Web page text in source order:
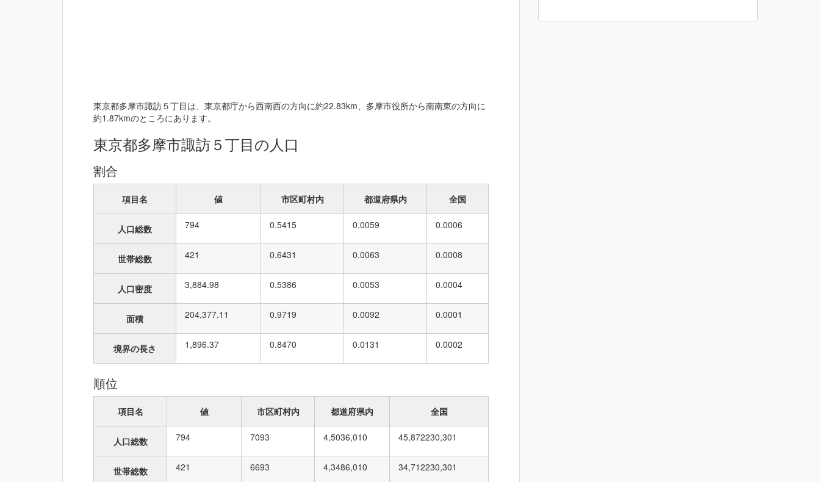
東京都多摩市諏訪５丁目は、東京都庁から西南西の方向に約22.83km、多摩市役所から南南東の方向に
約1.87kmのところにあります。
東京都多摩市諏訪５丁目の人口
割合
項目名 値 市区町村内 都道府県内 全国
人口総数 794 0.5415 0.0059 0.0006
世帯総数 421 0.6431 0.0063 0.0008
人口密度 3,884.98 0.5386 0.0053 0.0004
面積 204,377.11 0.9719 0.0092 0.0001
境界の長さ 1,896.37 0.8470 0.0131 0.0002
順位
項目名 値 市区町村内 都道府県内 全国
人口総数 794 7093 4,5036,010 45,872230,301
世帯総数 421 6693 4,3486,010 34,712230,301